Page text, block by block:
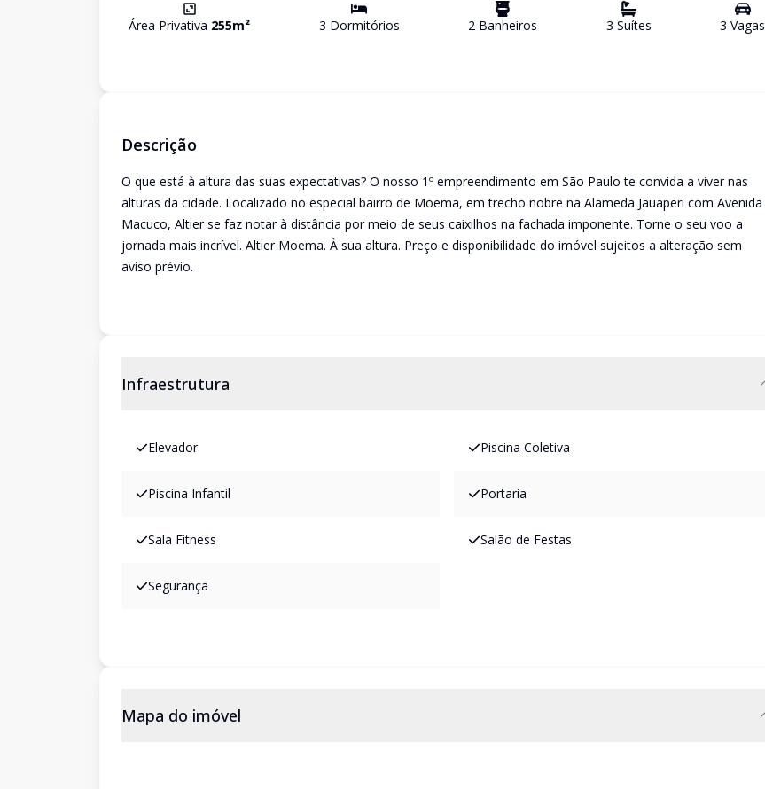
Área Privativa 255m² 3 Dormitórios 2 Banheiros 3 Suítes 3 Vagas
Descrição
O que está à altura das suas expectativas? O nosso 1º empreendimento em São Paulo te convida a viver nas
alturas da cidade. Localizado no especial bairro de Moema, em trecho nobre na Alameda Jauaperi com Avenida
Macuco, Altier se faz notar à distância por meio de seus caixilhos na fachada imponente. Torne o seu voo a
jornada mais incrível. Altier Moema. À sua altura. Preço e disponibilidade do imóvel sujeitos a alteração sem
aviso prévio.
Infraestrutura
Elevador Piscina Coletiva
Piscina Infantil Portaria
Sala Fitness Salão de Festas
Segurança
Mapa do imóvel